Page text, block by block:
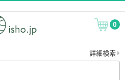
0
詳細検索